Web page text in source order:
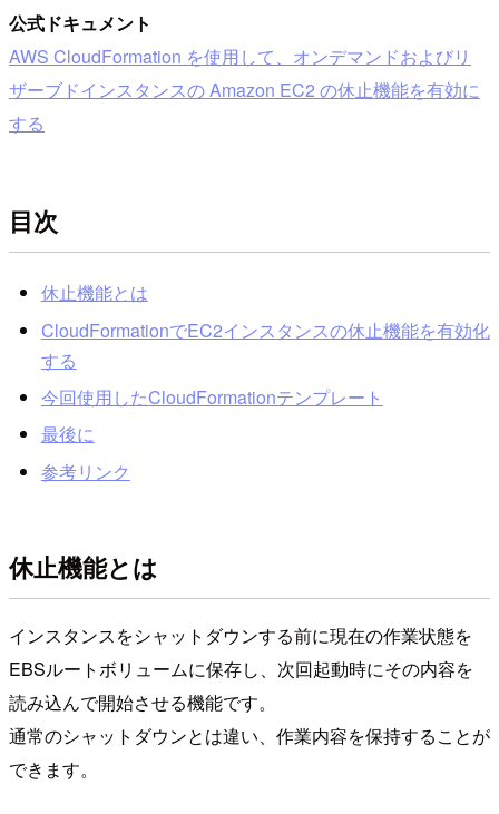
公式ドキュメント
AWS CloudFormation を使用して、オンデマンドおよびリ
ザーブドインスタンスの Amazon EC2 の休止機能を有効に
する
目次
休止機能とは
CloudFormationでEC2インスタンスの休止機能を有効化
する
今回使用したCloudFormationテンプレート
最後に
参考リンク
休止機能とは
インスタンスをシャットダウンする前に現在の作業状態を
EBSルートボリュームに保存し、次回起動時にその内容を
読み込んで開始させる機能です。
通常のシャットダウンとは違い、作業内容を保持することが
できます。